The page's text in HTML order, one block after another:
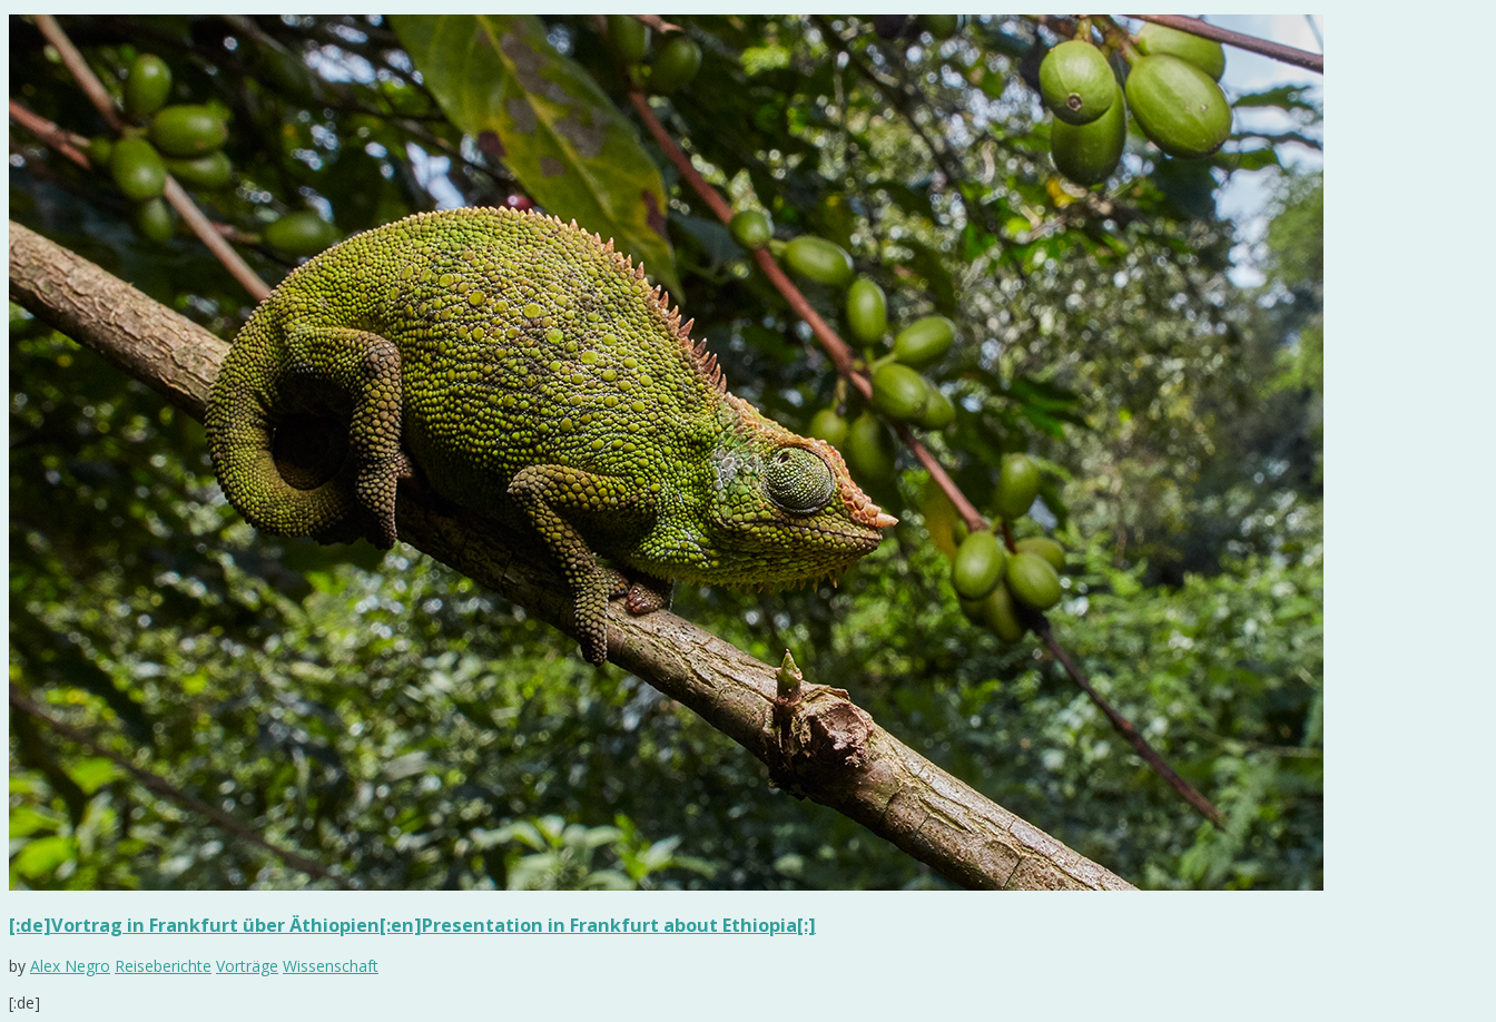
[:de]Vortrag in Frankfurt über Äthiopien[:en]Presentation in Frankfurt about Ethiopia[:]
by Alex Negro Reiseberichte Vorträge Wissenschaft
[:de]